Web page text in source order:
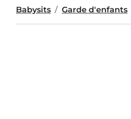
Babysits Garde d'enfants